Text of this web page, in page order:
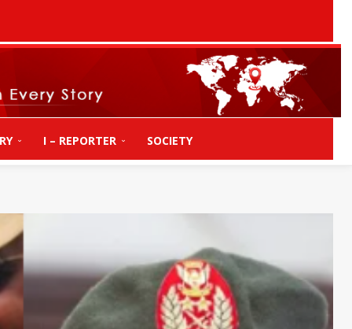
I – REPORTER SOCIETY